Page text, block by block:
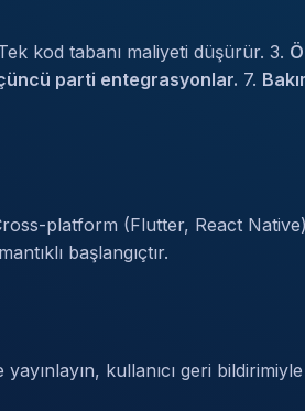
kod tabanı maliyeti düşürür. 3.
parti entegrasyonlar. 7.
platform (Flutter, React
başlangıçtır.
kullanıcı geri